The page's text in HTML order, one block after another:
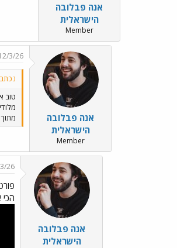
אנה פבלובה
הישראלית
Member
אנה פבלובה
הישראלית
Member
3/26
אנה פבלובה
הישראלית
26
הכי